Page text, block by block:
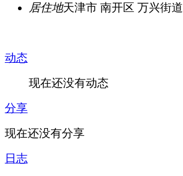
居住地天津市 南开区 万兴街道
动态
现在还没有动态
分享
现在还没有分享
日志